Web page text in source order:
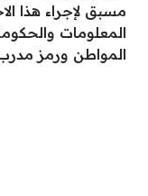
مسبق لإجراء هذا
المعلومات
المواطن ورمز